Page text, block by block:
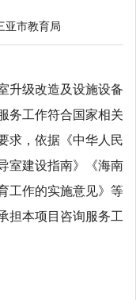
亚市教育局
升级改造及设施设备
务工作符合国家相关
求，依据《中华人民
室建设指南》《海南
工作的实施意见》等
担本项目咨询服务工